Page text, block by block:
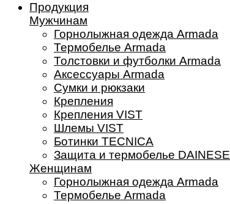
Продукция
Мужчинам
Горнолыжная одежда Armada
Термобелье Armada
Толстовки и футболки Armada
Аксессуары Armada
Сумки и рюкзаки
Крепления
Крепления VIST
Шлемы VIST
Ботинки TECNICA
Защита и термобелье DAINESE
Женщинам
Горнолыжная одежда Armada
Термобелье Armada